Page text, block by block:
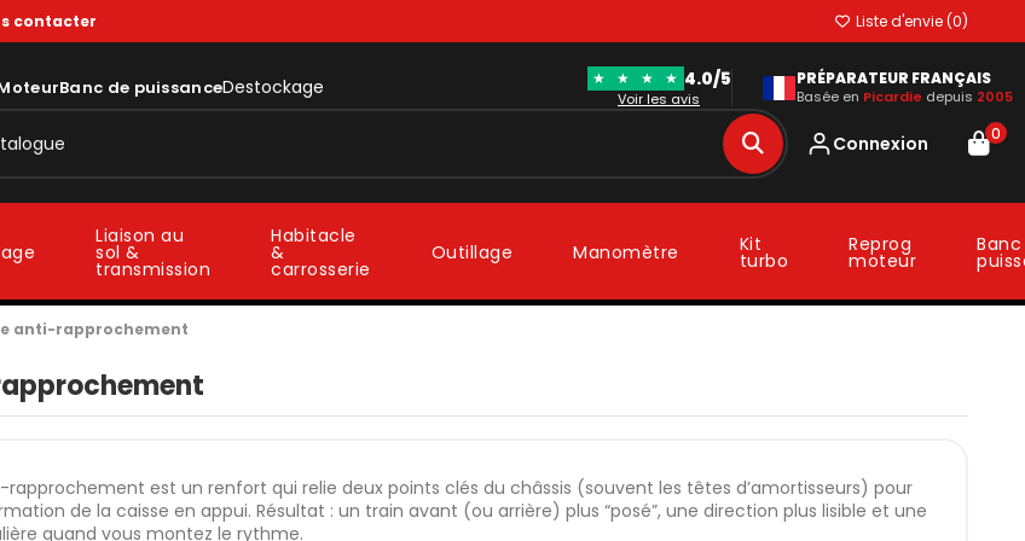
contacter Liste d'envie (0)
Banc de puissanceDestockage ★ ★ ★ ★ 4.0/5
Voir les avis
PRÉPARATEUR FRANÇAIS
Basée en Picardie depuis 2005
Connexion 0
Liaison au
sol &
transmission
Habitacle
&
carrosserie
Outillage Manomètre Kit
turbo
Reprog
moteur
anti-rapprochement
rapprochement est un renfort qui relie deux points clés du châssis (souvent les têtes d’amortisseurs) pour
de la caisse en appui. Résultat : un train avant (ou arrière) plus “posé”, une direction plus lisible et une
quand vous montez le rythme.